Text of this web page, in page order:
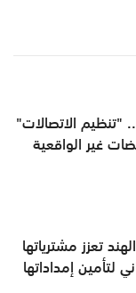
الاتصالات"
غير الواقعية
الهند تعزز مشترياتها
لتأمين إمداداتها